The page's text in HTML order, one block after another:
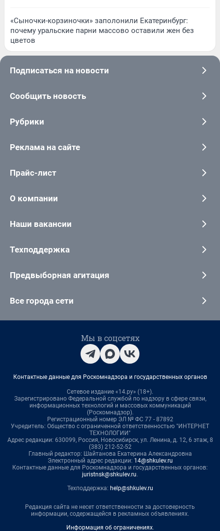
«Сыночки-корзиночки» заполонили Екатеринбург:
почему уральские парни массово оставили жен без
цветов
Подписаться на новости
Сообщить новость
Рубрики
Реклама на сайте
Прайс-лист
О компании
Наши вакансии
Техподдержка
Предвыборная агитация
Все города сети
Мы в соцсетях
Контактные данные для Роскомнадзора и государственных органов
Сетевое издание «14.ру» (18+).
Зарегистрировано Федеральной службой по надзору в сфере связи,
информационных технологий и массовых коммуникаций
(Роскомнадзор).
Регистрационный номер ЭЛ № ФС 77 - 87892
Учредитель: Общество с ограниченной ответственностью "ИНТЕРНЕТ
ТЕХНОЛОГИИ"
Адрес редакции: 630099, Россия, Новосибирск, ул. Ленина, д. 12, 6 этаж, 8
(383) 212-52-52
Главный редактор: Шайтанова Екатерина Александровна
Электронный адрес редакции: 14@shkulev.ru
Контактные данные для Роскомнадзора и государственных органов:
juristnsk@shkulev.ru.
Техподдержка: help@shkulev.ru
Редакция сайта не несет ответственности за достоверность
информации, содержащейся в рекламных объявлениях.
Информация об ограничениях.